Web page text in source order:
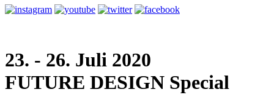
23. - 26. Juli 2020
FUTURE DESIGN Special